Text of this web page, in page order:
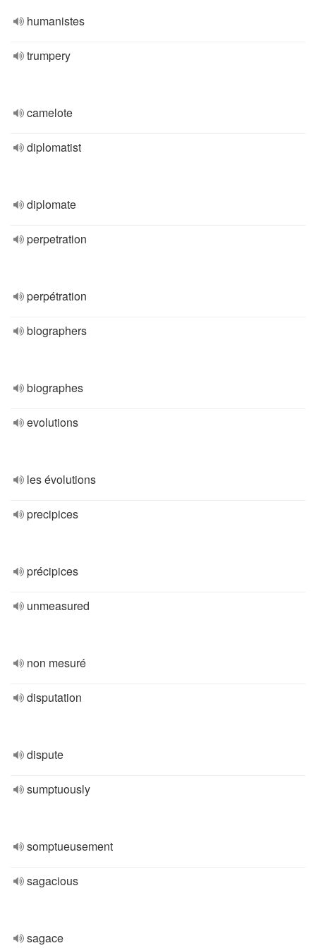
humanistes
trumpery
camelote
diplomatist
diplomate
perpetration
perpétration
biographers
biographes
evolutions
les évolutions
precipices
précipices
unmeasured
non mesuré
disputation
dispute
sumptuously
somptueusement
sagacious
sagace